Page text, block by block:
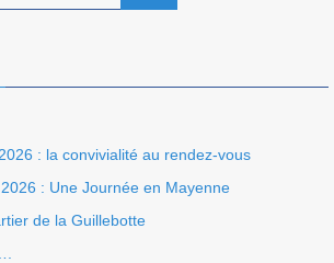
: la convivialité au rendez-vous
: Une Journée en Mayenne
de la Guillebotte